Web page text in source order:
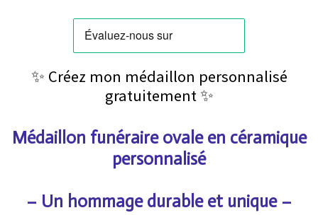
a
a
g
e
r
✨ Créez mon médaillon personnalisé
gratuitement ✨
Médaillon funéraire ovale en céramique
personnalisé
– Un hommage durable et unique –